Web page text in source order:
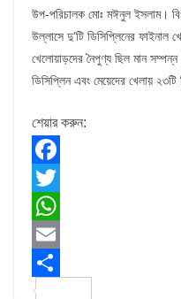
উপ-পরিচালক মোঃ মঈনুল ইসলাম।
উল্লাসে দু’টি ডিসিপ্লিনের ফাইনাল
খেলোয়াড়দের নৈপুণ্য ছিল মান
ডিসিপ্লিন এবং মেয়েদের খেলায়
শেয়ার করুন:
F
a
c
e
b
T
w
t
W
h
a
E
m